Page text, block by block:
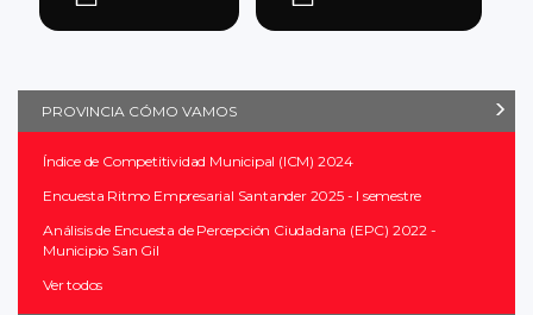
PROVINCIA CÓMO VAMOS
Índice de Competitividad Municipal (ICM) 2024
Encuesta Ritmo Empresarial Santander 2025 - I semestre
Análisis de Encuesta de Percepción Ciudadana (EPC) 2022 -
Municipio San Gil
Ver todos